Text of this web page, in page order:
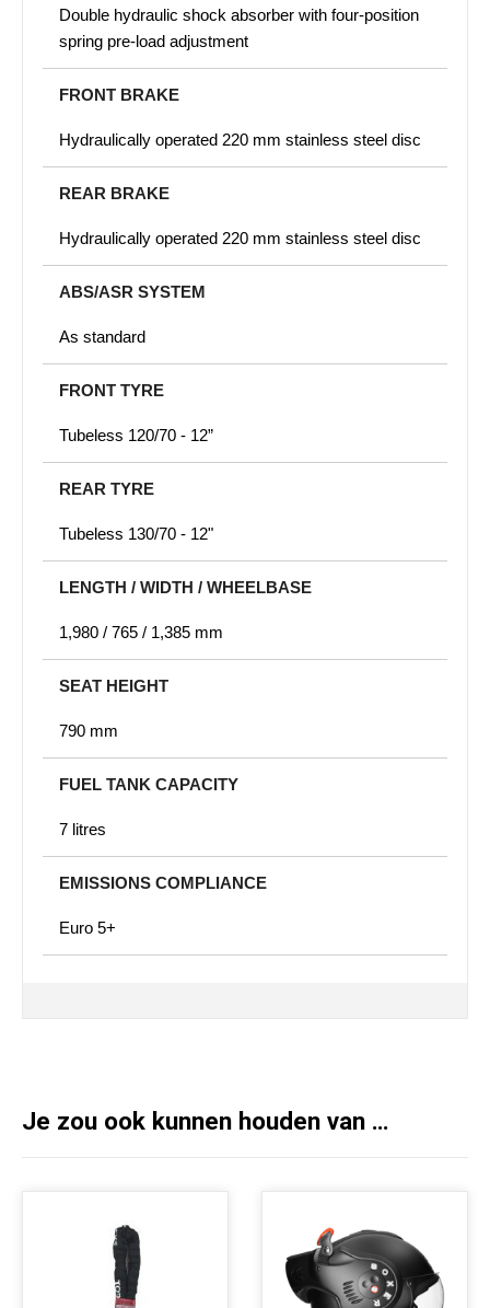
Double hydraulic shock absorber with four-position
spring pre-load adjustment
FRONT BRAKE
Hydraulically operated 220 mm stainless steel disc
REAR BRAKE
Hydraulically operated 220 mm stainless steel disc
ABS/ASR SYSTEM
As standard
FRONT TYRE
Tubeless 120/70 - 12”
REAR TYRE
Tubeless 130/70 - 12"
LENGTH / WIDTH / WHEELBASE
1,980 / 765 / 1,385 mm
SEAT HEIGHT
790 mm
FUEL TANK CAPACITY
7 litres
EMISSIONS COMPLIANCE
Euro 5+
Je zou ook kunnen houden van …